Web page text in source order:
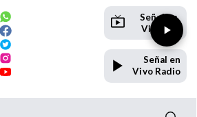
Señal en
Vivo TV
Señal en
Vivo Radio